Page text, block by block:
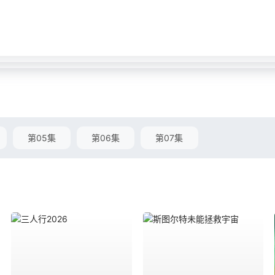
第05集 第06集 第07集